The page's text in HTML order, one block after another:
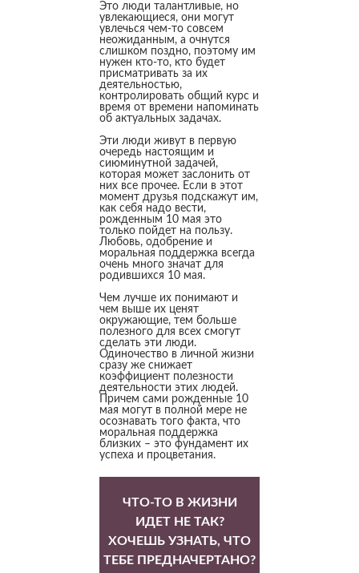
Это люди талантливые, но
увлекающиеся, они могут
увлечься чем-то совсем
неожиданным, а очнутся
слишком поздно, поэтому им
нужен кто-то, кто будет
присматривать за их
деятельностью,
контролировать общий курс и
время от времени напоминать
об актуальных задачах.
Эти люди живут в первую
очередь настоящим и
сиюминутной задачей,
которая может заслонить от
них все прочее. Если в этот
момент друзья подскажут им,
как себя надо вести,
рожденным 10 мая это
только пойдет на пользу.
Любовь, одобрение и
моральная поддержка всегда
очень много значат для
родившихся 10 мая.
Чем лучше их понимают и
чем выше их ценят
окружающие, тем больше
полезного для всех смогут
сделать эти люди.
Одиночество в личной жизни
сразу же снижает
коэффициент полезности
деятельности этих людей.
Причем сами рожденные 10
мая могут в полной мере не
осознавать того факта, что
моральная поддержка
близких – это фундамент их
успеха и процветания.
ЧТО-ТО В ЖИЗНИ
ИДЕТ НЕ ТАК?
ХОЧЕШЬ УЗНАТЬ, ЧТО
ТЕБЕ ПРЕДНАЧЕРТАНО?